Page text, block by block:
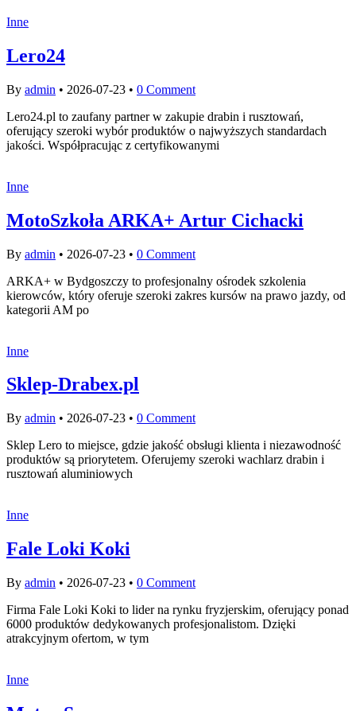
Inne
Lero24
By admin • 2026-07-23 • 0 Comment
Lero24.pl to zaufany partner w zakupie drabin i rusztowań,
oferujący szeroki wybór produktów o najwyższych standardach
jakości. Współpracując z certyfikowanymi
Inne
MotoSzkoła ARKA+ Artur Cichacki
By admin • 2026-07-23 • 0 Comment
ARKA+ w Bydgoszczy to profesjonalny ośrodek szkolenia
kierowców, który oferuje szeroki zakres kursów na prawo jazdy, od
kategorii AM po
Inne
Sklep-Drabex.pl
By admin • 2026-07-23 • 0 Comment
Sklep Lero to miejsce, gdzie jakość obsługi klienta i niezawodność
produktów są priorytetem. Oferujemy szeroki wachlarz drabin i
rusztowań aluminiowych
Inne
Fale Loki Koki
By admin • 2026-07-23 • 0 Comment
Firma Fale Loki Koki to lider na rynku fryzjerskim, oferujący ponad
6000 produktów dedykowanych profesjonalistom. Dzięki
atrakcyjnym ofertom, w tym
Inne